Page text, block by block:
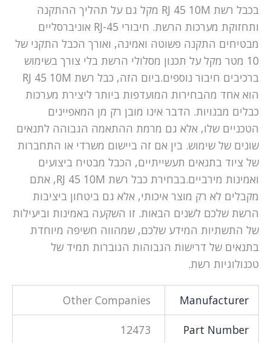
בכבל רשת RJ 45 10M מקל גם על תהליך ההתקנה
ותחזוקת מערכות הרשת. חיבורי RJ-45 אוניברסליים
מבטיחים התקנה פשוטה ואמינה, ואורך הכבל התקני של
10 מטר מקל על תכנון מסלולי הרשת בלי צורך בשימוש
ברכיבים חיבור נוספים.ביום הזה, כבל רשת RJ 45 10M
הוא אחד מהבחירות המועדפות ביותר ליצירת מערכות
כבלים מבנויות. הדבר אינו מובן רק מן המאפיינים
הטכניים שלו, אלא גם מרמת ההתאמה הגבוהה לתנאים
שונים של שימוש. בין אם זה ביישום משרדי או התחברות
של ציוד בתנאים תעשייתיים, הכבל מבטיח ביצועים
ואמינות מירביים.בבחירת כבל רשת RJ 45 10M, אתם
מקבלים לא רק מוצר איכותי, אלא גם ביטחון ביציבות
הרשת שלכם לשנים הבאות. זו השקעה באמינות וביעילות
של התשתיות המידע שלכם, שמהווה חשיפה מיוחדת
בתנאים של דרישות הגבוהות הגוברות תמיד של
טכנולוגיות רשת.
Manufacturer
Other Companies
Part Number
12473